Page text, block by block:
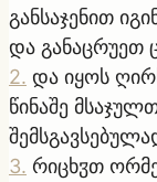
განსაჯენით
და განაცრუეთ
2. და იყოს
წინაშე
3. რიცხჳთ